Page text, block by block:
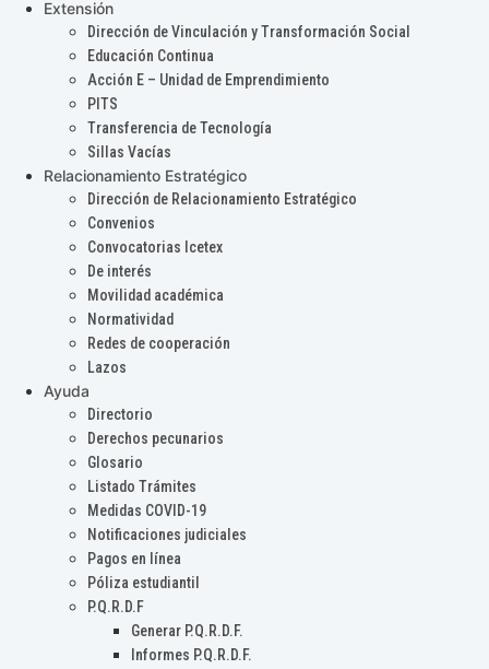
Extensión
Dirección de Vinculación y Transformación Social
Educación Continua
Acción E – Unidad de Emprendimiento
PITS
Transferencia de Tecnología
Sillas Vacías
Relacionamiento Estratégico
Dirección de Relacionamiento Estratégico
Convenios
Convocatorias Icetex
De interés
Movilidad académica
Normatividad
Redes de cooperación
Lazos
Ayuda
Directorio
Derechos pecunarios
Glosario
Listado Trámites
Medidas COVID-19
Notificaciones judiciales
Pagos en línea
Póliza estudiantil
P.Q.R.D.F
Generar P.Q.R.D.F.
Informes P.Q.R.D.F.